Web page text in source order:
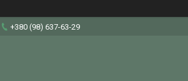
+380 (98) 637-63-29